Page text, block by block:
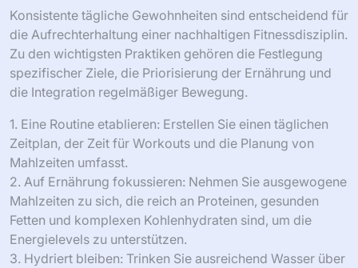
Konsistente tägliche Gewohnheiten sind entscheidend für
die Aufrechterhaltung einer nachhaltigen Fitnessdisziplin.
Zu den wichtigsten Praktiken gehören die Festlegung
spezifischer Ziele, die Priorisierung der Ernährung und
die Integration regelmäßiger Bewegung.
1. Eine Routine etablieren: Erstellen Sie einen täglichen
Zeitplan, der Zeit für Workouts und die Planung von
Mahlzeiten umfasst.
2. Auf Ernährung fokussieren: Nehmen Sie ausgewogene
Mahlzeiten zu sich, die reich an Proteinen, gesunden
Fetten und komplexen Kohlenhydraten sind, um die
Energielevels zu unterstützen.
3. Hydriert bleiben: Trinken Sie ausreichend Wasser über